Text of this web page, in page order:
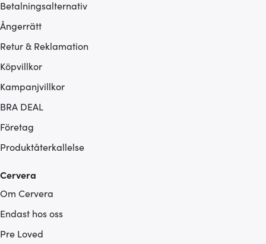
Betalningsalternativ
Ångerrätt
Retur & Reklamation
Köpvillkor
Kampanjvillkor
BRA DEAL
Företag
Produktåterkallelse
Cervera
Om Cervera
Endast hos oss
Pre Loved